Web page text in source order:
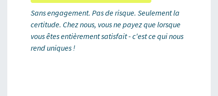
Sans engagement. Pas de risque. Seulement la
certitude. Chez nous, vous ne payez que lorsque
vous êtes entièrement satisfait - c'est ce qui nous
rend uniques !